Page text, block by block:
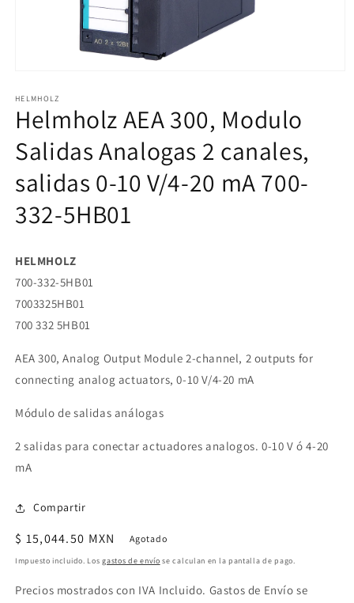
multimedia
1
en
ventana
modal
HELMHOLZ
Helmholz AEA 300, Modulo
Salidas Analogas 2 canales,
salidas 0-10 V/4-20 mA 700-
332-5HB01
HELMHOLZ
700-332-5HB01
7003325HB01
700 332 5HB01
AEA 300, Analog Output Module 2-channel, 2 outputs for
connecting analog actuators, 0-10 V/4-20 mA
Módulo de salidas análogas
2 salidas para conectar actuadores analogos. 0-10 V ó 4-20
mA
Compartir
Precio
habitual
$ 15,044.50 MXN Agotado
Impuesto incluido. Losgastos de envío se calculan en la pantalla de pago.
Precios mostrados con IVA Incluido. Gastos de Envío se